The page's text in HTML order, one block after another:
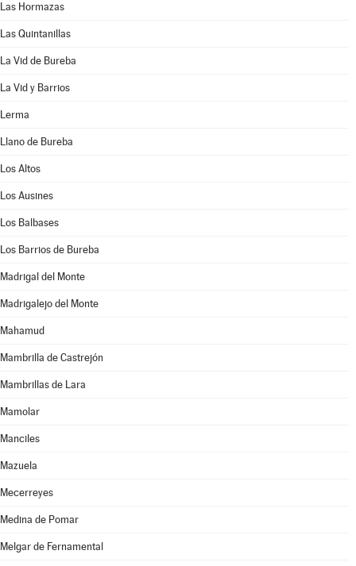
Las Hormazas
Las Quintanillas
La Vid de Bureba
La Vid y Barrios
Lerma
Llano de Bureba
Los Altos
Los Ausines
Los Balbases
Los Barrios de Bureba
Madrigal del Monte
Madrigalejo del Monte
Mahamud
Mambrilla de Castrejón
Mambrillas de Lara
Mamolar
Manciles
Mazuela
Mecerreyes
Medina de Pomar
Melgar de Fernamental